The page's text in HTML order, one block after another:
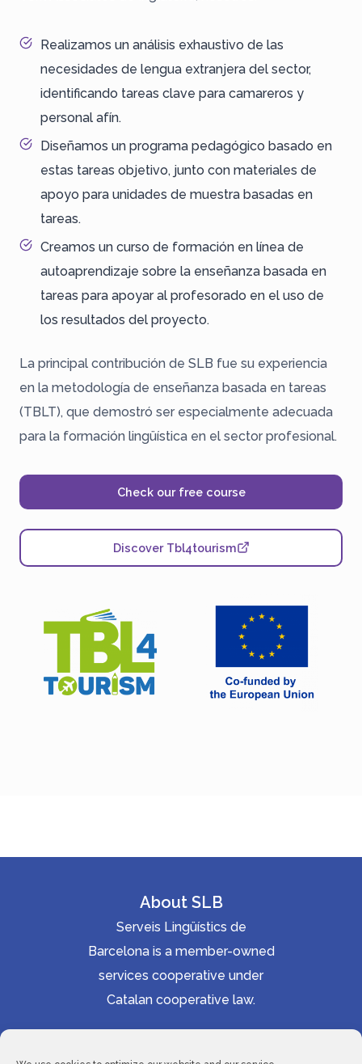
Realizamos un análisis exhaustivo de las
necesidades de lengua extranjera del sector,
identificando tareas clave para camareros y
personal afín.
Diseñamos un programa pedagógico basado en
estas tareas objetivo, junto con materiales de
apoyo para unidades de muestra basadas en
tareas.
Creamos un curso de formación en línea de
autoaprendizaje sobre la enseñanza basada en
tareas para apoyar al profesorado en el uso de
los resultados del proyecto.
La principal contribución de SLB fue su experiencia
en la metodología de enseñanza basada en tareas
(TBLT), que demostró ser especialmente adecuada
para la formación lingüística en el sector profesional.
Check our free course
Discover Tbl4tourism
About SLB
Serveis Lingüístics de
Barcelona is a member-owned
services cooperative under
Catalan cooperative law.
Cookie Policy